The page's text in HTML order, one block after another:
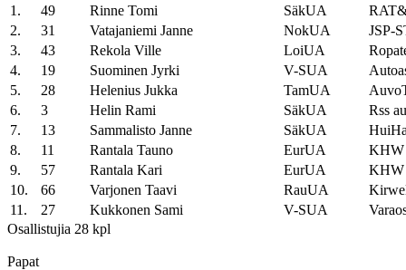
1. 49 Rinne Tomi SäkUA
2.
31 Vatajaniemi Janne NokUA
JSP-
3.
43 Rekola Ville LoiUA
4.
19 Suominen Jyrki V-SUA
5.
28 Helenius Jukka TamUA
6.
3 Helin Rami SäkUA
Rss
7.
13 Sammalisto Janne SäkUA
8.
11 Rantala Tauno EurUA
KHW
9.
57 Rantala Kari EurUA
KHW
10.
66 Varjonen Taavi RauUA
11.
27 Kukkonen Sami V-SUA
Osallistujia 28 kpl
Papat